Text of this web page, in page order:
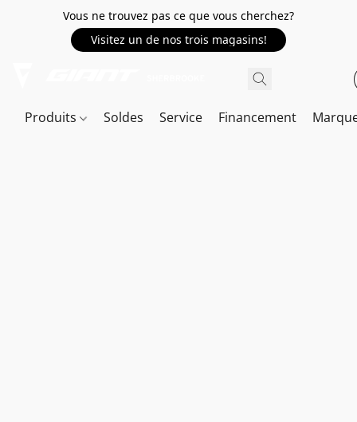
Vous ne trouvez pas ce que vous cherchez?
Visitez un de nos trois magasins!
Produits Soldes Service Financement